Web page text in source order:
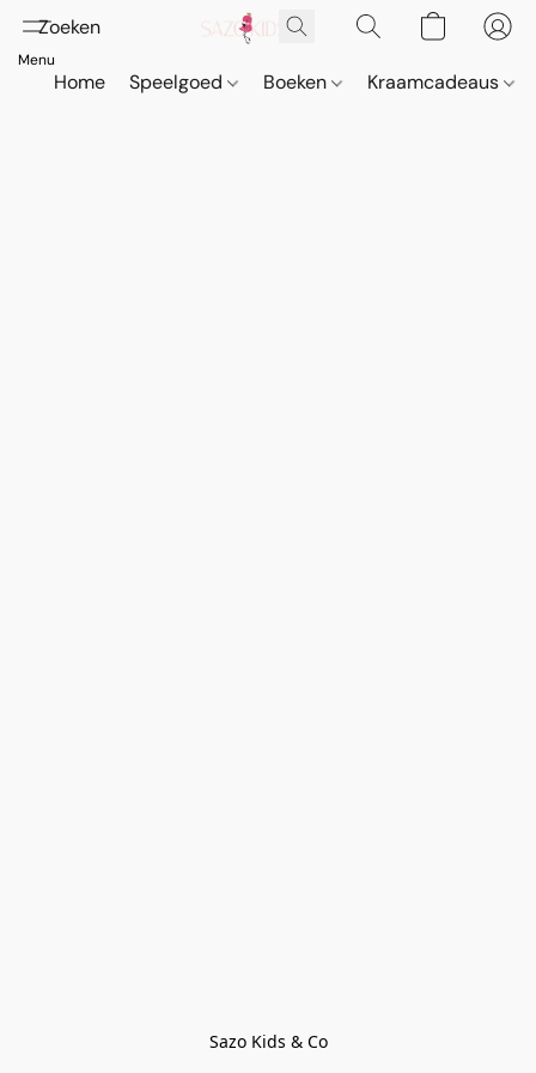
Home Speelgoed Boeken Kraamcadeaus
Sazo Kids & Co